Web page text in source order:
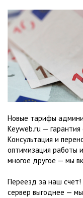
Новые тарифы
Keyweb.ru —
Консультация и
оптимизация работы
многое другое — мы
Переезд за наш
сервер выгоднее —